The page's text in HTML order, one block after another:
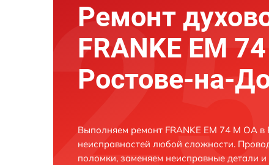
Ремонт
FRANKE EM
Ростове-на-
Выполняем ремонт FRANKE EM 74 M OA
неисправностей любой сложности.
поломки, заменяем неисправные детали